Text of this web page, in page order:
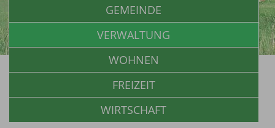
GEMEINDE
VERWALTUNG
WOHNEN
FREIZEIT
WIRTSCHAFT